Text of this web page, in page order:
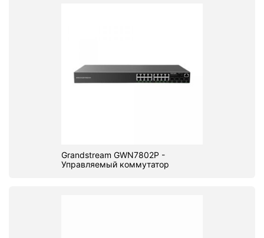
Grandstream GWN7802P -
Управляемый коммутатор